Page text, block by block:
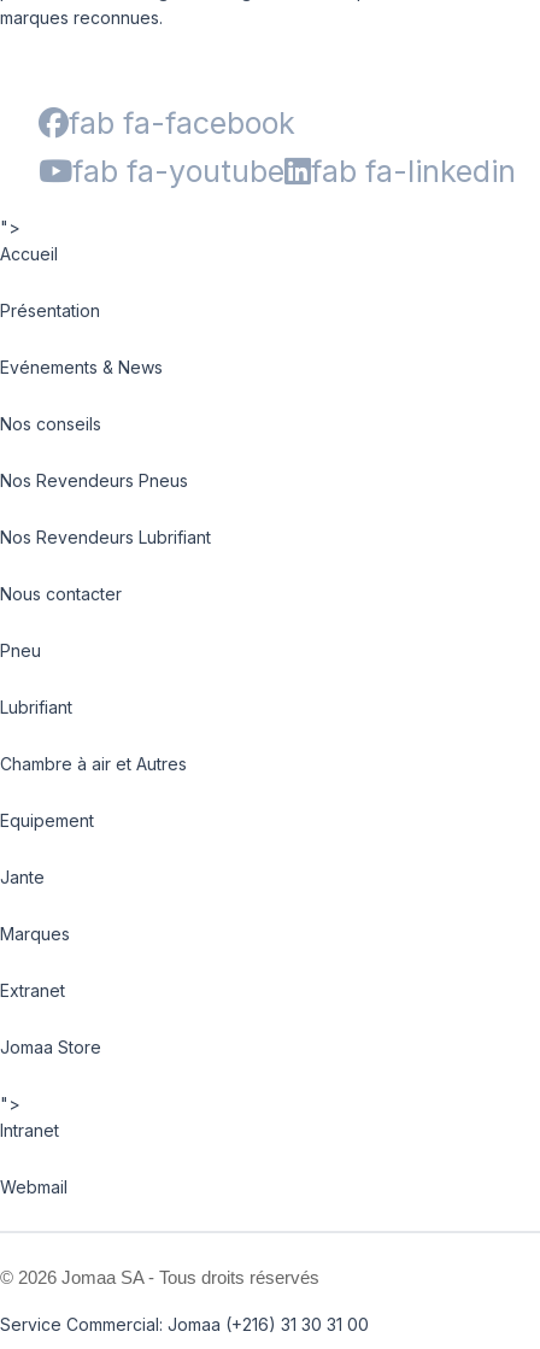
marques reconnues.
fab fa-facebook
fab fa-youtube
fab fa-linkedin
">
Accueil
Présentation
Evénements & News
Nos conseils
Nos Revendeurs Pneus
Nos Revendeurs Lubrifiant
Nous contacter
Pneu
Lubrifiant
Chambre à air et Autres
Equipement
Jante
Marques
Extranet
Jomaa Store
">
Intranet
Webmail
© 2026 Jomaa SA - Tous droits réservés
Service Commercial: Jomaa (+216) 31 30 31 00